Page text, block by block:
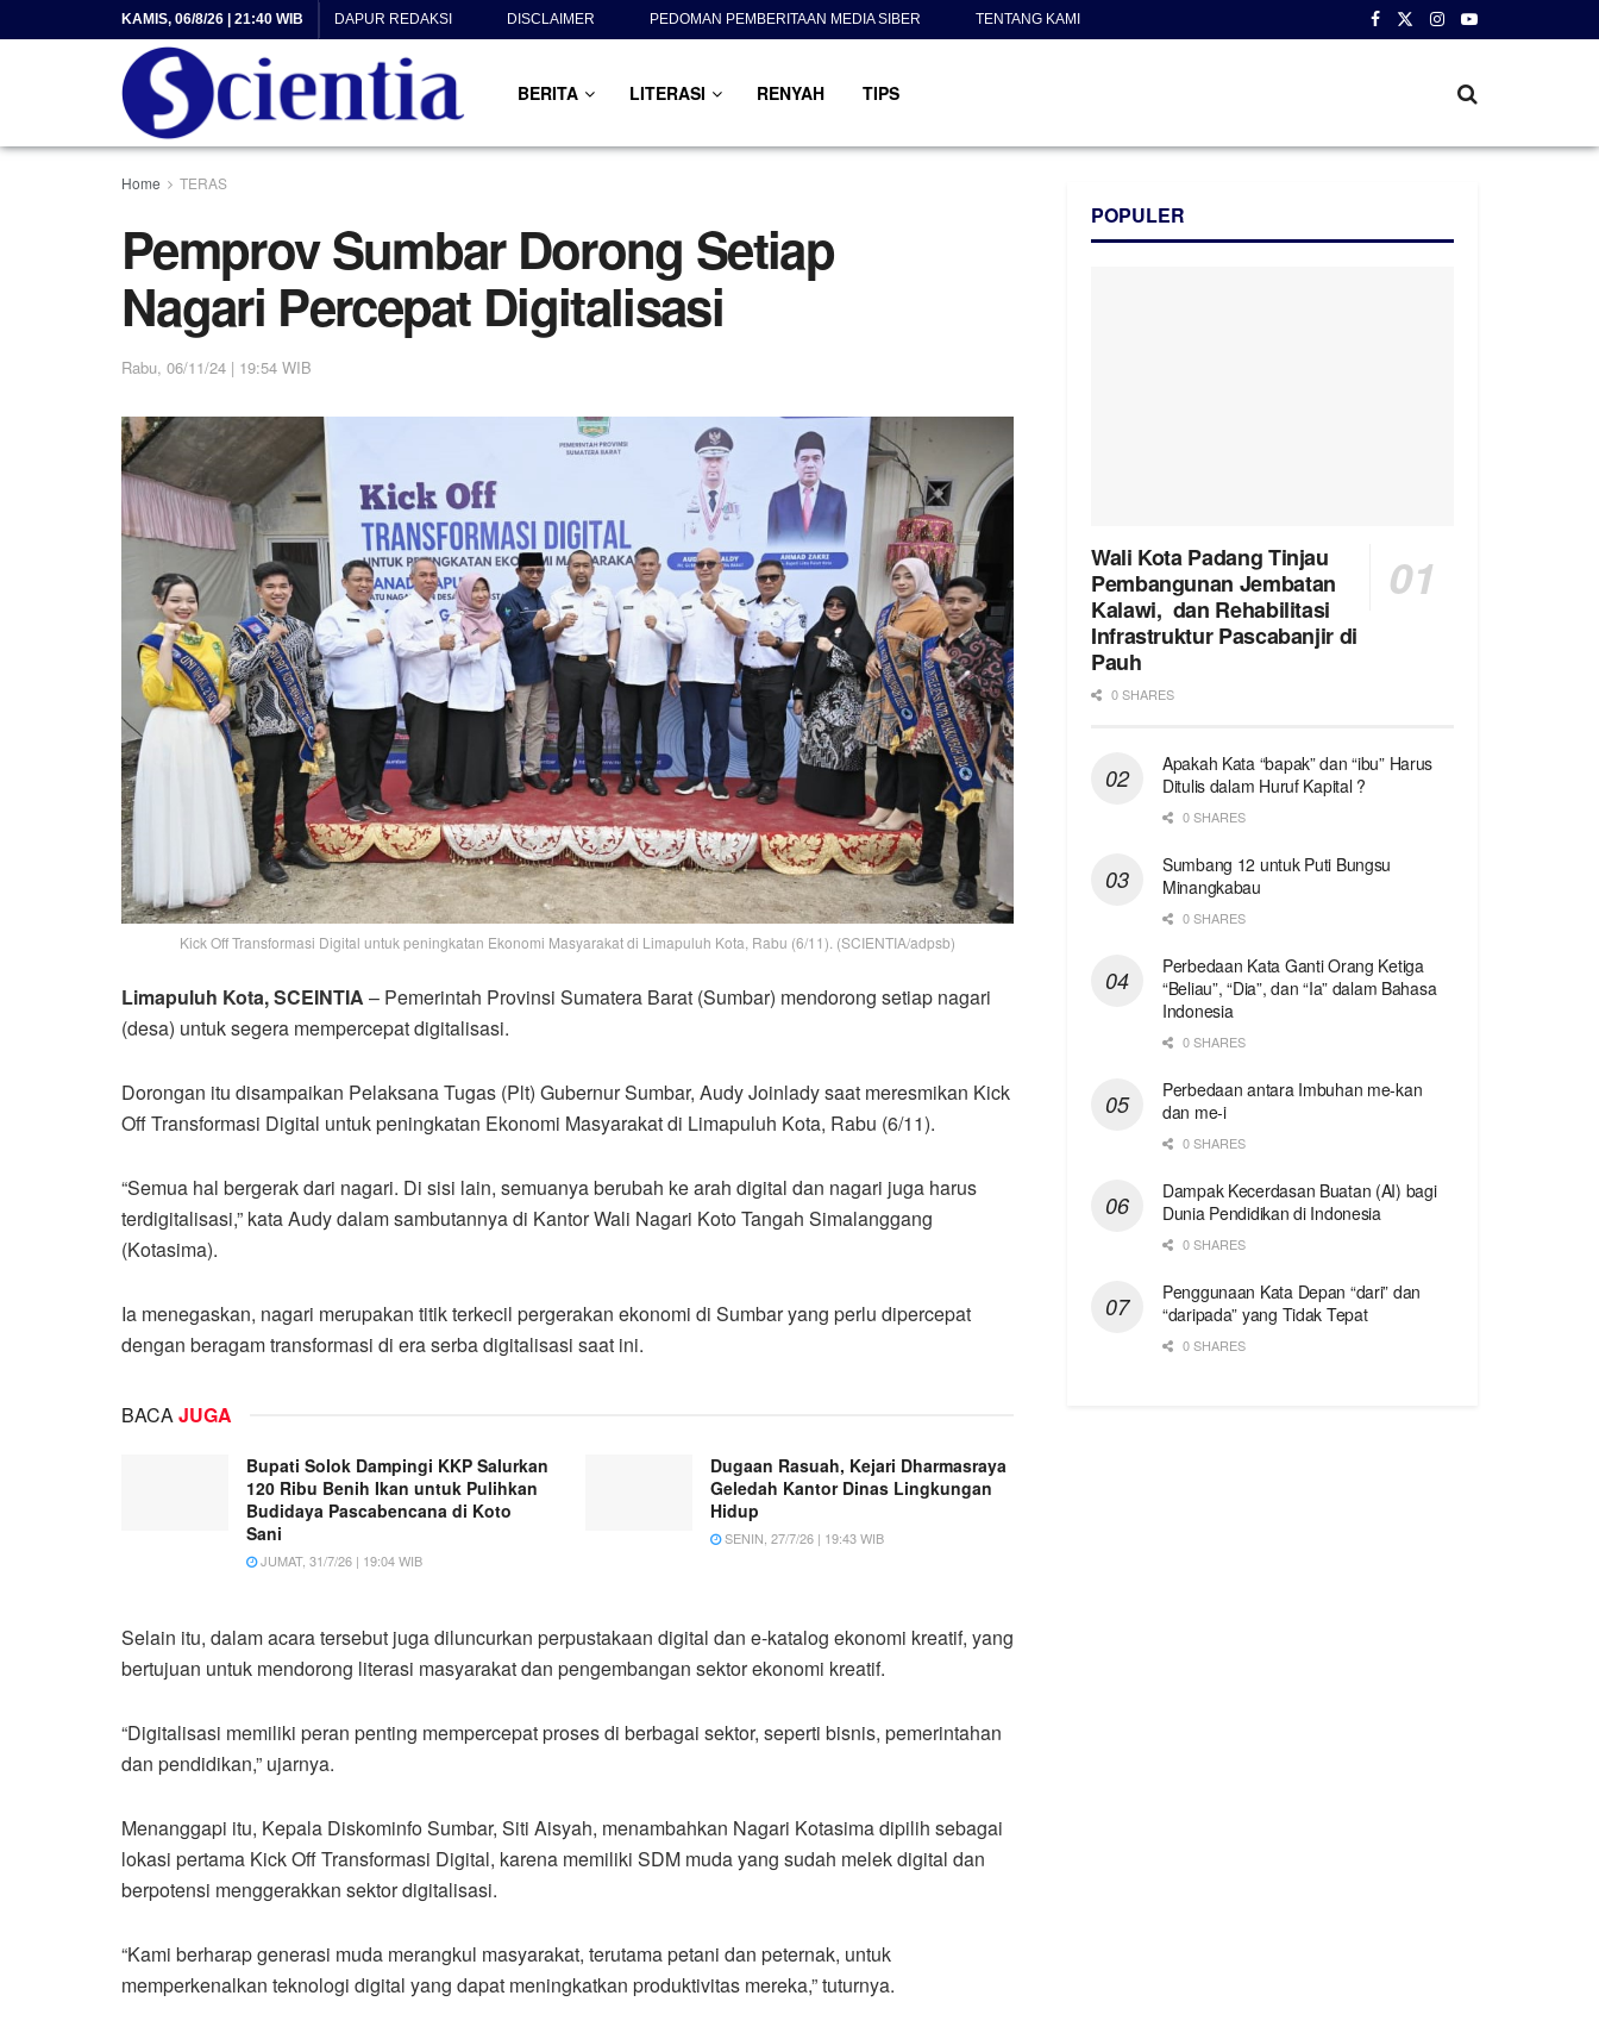
KAMIS, 06/8/26 | 21:40 WIB DAPUR REDAKSI DISCLAIMER PEDOMAN PEMBERITAAN MEDIA SIBER TENTANG KAMI
BERITA LITERASI RENYAH TIPS
Home TERAS
Pemprov Sumbar Dorong Setiap
Nagari Percepat Digitalisasi
Rabu, 06/11/24 | 19:54 WIB
Kick Off Transformasi Digital untuk peningkatan Ekonomi Masyarakat di Limapuluh Kota, Rabu (6/11). (SCIENTIA/adpsb)
Limapuluh Kota, SCEINTIA – Pemerintah Provinsi Sumatera Barat (Sumbar) mendorong setiap nagari
(desa) untuk segera mempercepat digitalisasi.
Dorongan itu disampaikan Pelaksana Tugas (Plt) Gubernur Sumbar, Audy Joinlady saat meresmikan Kick
Off Transformasi Digital untuk peningkatan Ekonomi Masyarakat di Limapuluh Kota, Rabu (6/11).
“Semua hal bergerak dari nagari. Di sisi lain, semuanya berubah ke arah digital dan nagari juga harus
terdigitalisasi,” kata Audy dalam sambutannya di Kantor Wali Nagari Koto Tangah Simalanggang
(Kotasima).
Ia menegaskan, nagari merupakan titik terkecil pergerakan ekonomi di Sumbar yang perlu dipercepat
dengan beragam transformasi di era serba digitalisasi saat ini.
BACAJUGA
Bupati Solok Dampingi KKP Salurkan
120 Ribu Benih Ikan untuk Pulihkan
Budidaya Pascabencana di Koto
Sani
JUMAT, 31/7/26 | 19:04 WIB
Dugaan Rasuah, Kejari Dharmasraya
Geledah Kantor Dinas Lingkungan
Hidup
SENIN, 27/7/26 | 19:43 WIB
Selain itu, dalam acara tersebut juga diluncurkan perpustakaan digital dan e-katalog ekonomi kreatif, yang
bertujuan untuk mendorong literasi masyarakat dan pengembangan sektor ekonomi kreatif.
“Digitalisasi memiliki peran penting mempercepat proses di berbagai sektor, seperti bisnis, pemerintahan
dan pendidikan,” ujarnya.
Menanggapi itu, Kepala Diskominfo Sumbar, Siti Aisyah, menambahkan Nagari Kotasima dipilih sebagai
lokasi pertama Kick Off Transformasi Digital, karena memiliki SDM muda yang sudah melek digital dan
berpotensi menggerakkan sektor digitalisasi.
“Kami berharap generasi muda merangkul masyarakat, terutama petani dan peternak, untuk
memperkenalkan teknologi digital yang dapat meningkatkan produktivitas mereka,” tuturnya.
POPULER
Wali Kota Padang Tinjau
Pembangunan Jembatan
Kalawi, dan Rehabilitasi
Infrastruktur Pascabanjir di
Pauh
0 SHARES
Apakah Kata “bapak” dan “ibu” Harus
Ditulis dalam Huruf Kapital ?
0 SHARES
Sumbang 12 untuk Puti Bungsu
Minangkabau
0 SHARES
Perbedaan Kata Ganti Orang Ketiga
“Beliau”, “Dia”, dan “Ia” dalam Bahasa
Indonesia
0 SHARES
Perbedaan antara Imbuhan me-kan
dan me-i
0 SHARES
Dampak Kecerdasan Buatan (AI) bagi
Dunia Pendidikan di Indonesia
0 SHARES
Penggunaan Kata Depan “dari” dan
“daripada” yang Tidak Tepat
0 SHARES